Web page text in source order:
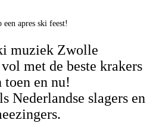
apres ski feest!
muziek Zwolle
met de beste krakers
toen en nu!
Nederlandse slagers en